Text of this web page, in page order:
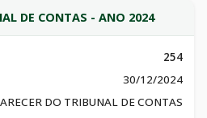
2026-2029. O PPA ESTABELECE AS
DO USO EFICIENTE DOS
PARTICIPATIVO É UMA
CONSTRUÇÃO DO FUTURO DA
DE CONTAS - ANO 2024
254
30/12/2024
DO TRIBUNAL DE CONTAS